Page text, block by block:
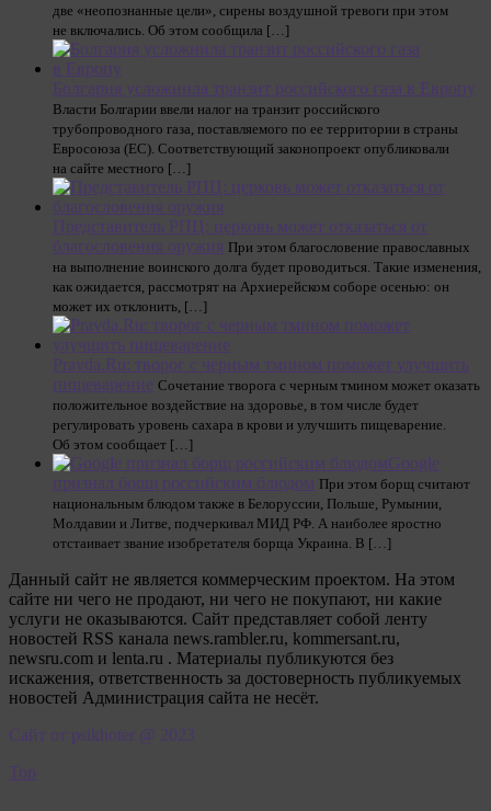
две «неопознанные цели», сирены воздушной тревоги при этом
не включались. Об этом сообщила […]
Болгария усложнила транзит российского газа в Европу
Власти Болгарии ввели налог на транзит российского
трубопроводного газа, поставляемого по ее территории в страны
Евросоюза (ЕС). Соответствующий законопроект опубликовали
на сайте местного […]
Представитель РПЦ: церковь может отказаться от
благословения оружия При этом благословение православных
на выполнение воинского долга будет проводиться. Такие изменения,
как ожидается, рассмотрят на Архиерейском соборе осенью: он
может их отклонить, […]
Pravda.Ru: творог с черным тмином поможет улучшить
пищеварение Сочетание творога с черным тмином может оказать
положительное воздействие на здоровье, в том числе будет
регулировать уровень сахара в крови и улучшить пищеварение.
Об этом сообщает […]
Google
признал борщ российским блюдом При этом борщ считают
национальным блюдом также в Белоруссии, Польше, Румынии,
Молдавии и Литве, подчеркивал МИД РФ. А наиболее яростно
отстаивает звание изобретателя борща Украина. В […]
Данный сайт не является коммерческим проектом. На этом
сайте ни чего не продают, ни чего не покупают, ни какие
услуги не оказываются. Сайт представляет собой ленту
новостей RSS канала news.rambler.ru, kommersant.ru,
newsru.com и lenta.ru . Материалы публикуются без
искажения, ответственность за достоверность публикуемых
новостей Администрация сайта не несёт.
Сайт от psikhoter @ 2023
Top